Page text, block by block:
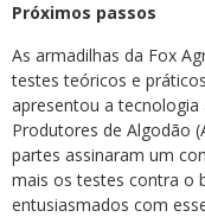
Próximos passos
As armadilhas da Fox
testes teóricos e
apresentou a tecnologia
Produtores de Algodão
partes assinaram um
mais os testes contra o
entusiasmados com